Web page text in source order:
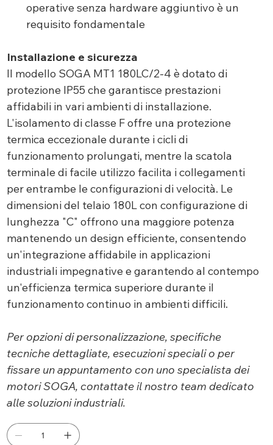
operative senza hardware aggiuntivo è un
requisito fondamentale
Installazione e sicurezza
Il modello SOGA MT1 180LC/2-4 è dotato di
protezione IP55 che garantisce prestazioni
affidabili in vari ambienti di installazione.
L'isolamento di classe F offre una protezione
termica eccezionale durante i cicli di
funzionamento prolungati, mentre la scatola
terminale di facile utilizzo facilita i collegamenti
per entrambe le configurazioni di velocità. Le
dimensioni del telaio 180L con configurazione di
lunghezza "C" offrono una maggiore potenza
mantenendo un design efficiente, consentendo
un'integrazione affidabile in applicazioni
industriali impegnative e garantendo al contempo
un'efficienza termica superiore durante il
funzionamento continuo in ambienti difficili.
Per opzioni di personalizzazione, specifiche
tecniche dettagliate, esecuzioni speciali o per
fissare un appuntamento con uno specialista dei
motori SOGA, contattate il nostro team dedicato
alle soluzioni industriali.